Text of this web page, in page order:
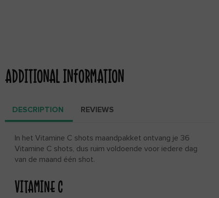
ADDITIONAL INFORMATION
DESCRIPTION REVIEWS
In het Vitamine C shots maandpakket ontvang je 36
Vitamine C shots, dus ruim voldoende voor iedere dag
van de maand één shot.
VITAMINE C